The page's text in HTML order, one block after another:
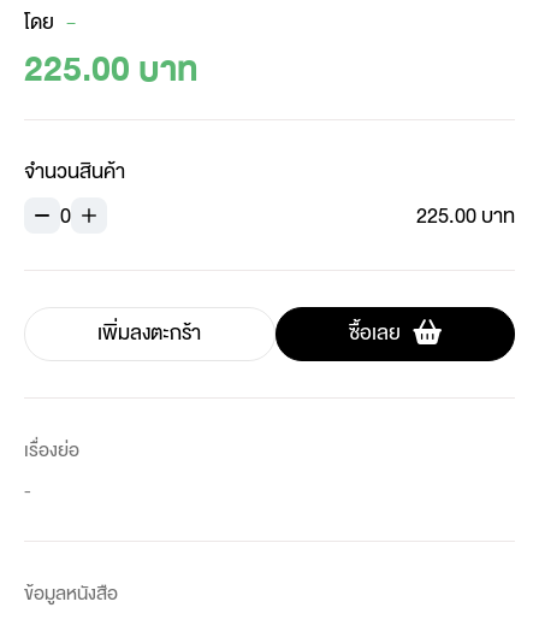
โดย -
225.00 บาท
จำนวนสินค้า
0
225.00 บาท
เพิ่มลงตะกร้า ซื้อเลย
เรื่องย่อ
-
ข้อมูลหนังสือ